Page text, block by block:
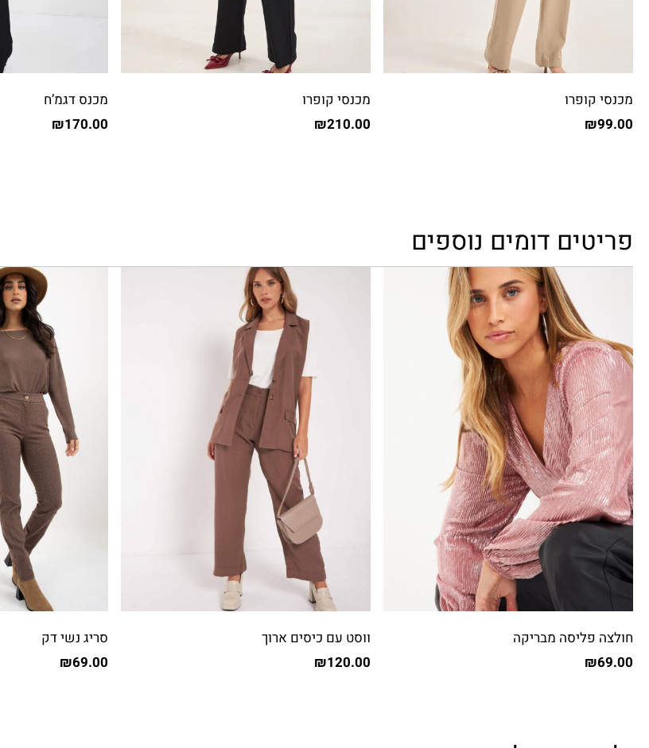
מכנסי קופרו
₪99.00
מכנסי קופרו
₪210.00
מכנס דגמ’ח
₪170.00
פריטים דומים נוספים
חולצה פליסה מבריקה
₪69.00
ווסט עם כיסים ארוך
₪120.00
סריג נשי דק
₪69.00